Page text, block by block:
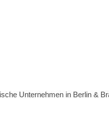
Unternehmen in Berlin &